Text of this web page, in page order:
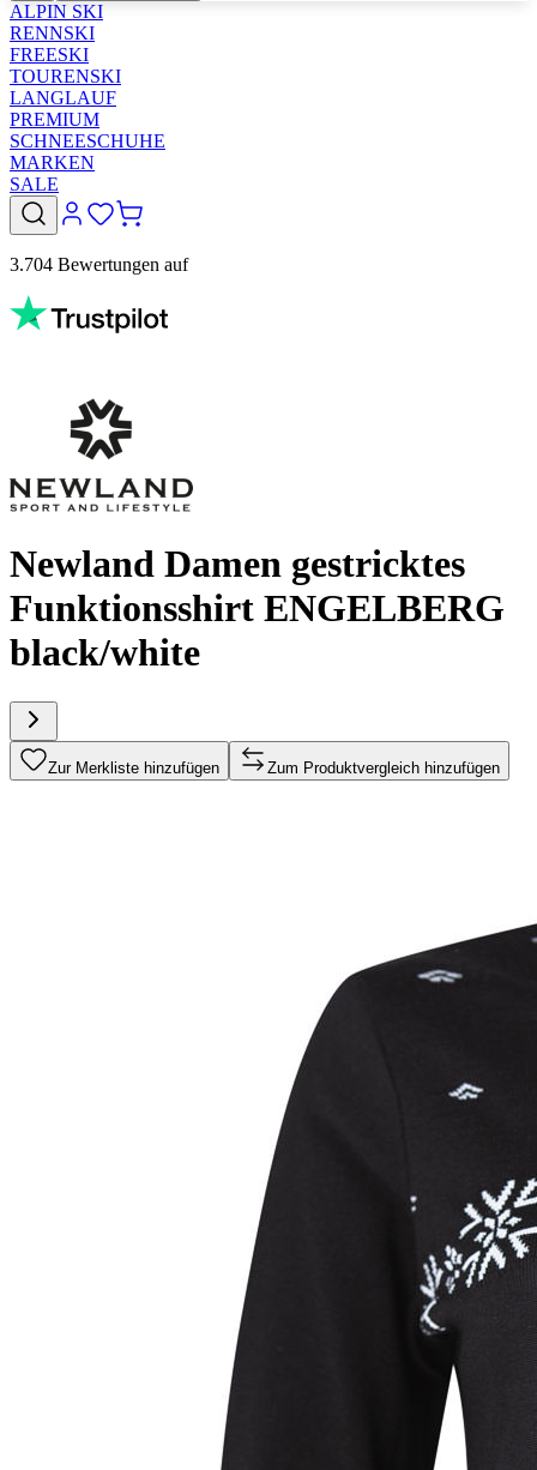
ALPIN SKI
RENNSKI
FREESKI
TOURENSKI
LANGLAUF
PREMIUM
SCHNEESCHUHE
MARKEN
SALE
3.704 Bewertungen auf
Newland Damen gestricktes
Funktionsshirt ENGELBERG
black/white
Zur Merkliste hinzufügen Zum Produktvergleich hinzufügen